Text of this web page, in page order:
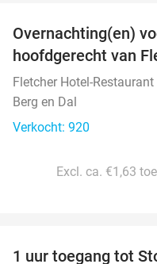
Overnachting(en)
hoofdgerecht van
Fletcher Hotel-Restaurant
Berg en Dal
Verkocht: 920
Excl. ca. €1,63
1 uur toegang tot